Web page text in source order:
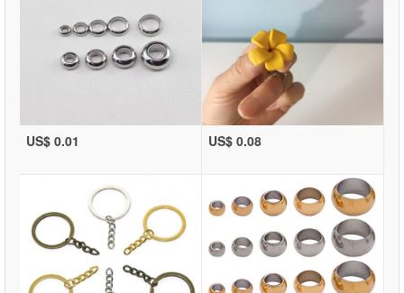
US$ 0.01 US$ 0.08